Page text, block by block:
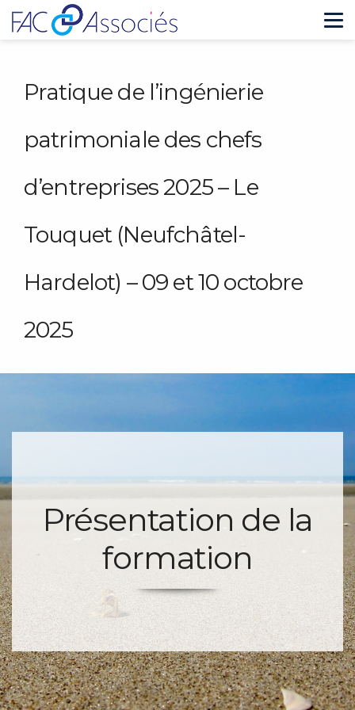
Pratique de l’ingénierie
patrimoniale des chefs
d’entreprises 2025 – Le
Touquet (Neufchâtel-
Hardelot) – 09 et 10 octobre
2025
Présentation de la
formation